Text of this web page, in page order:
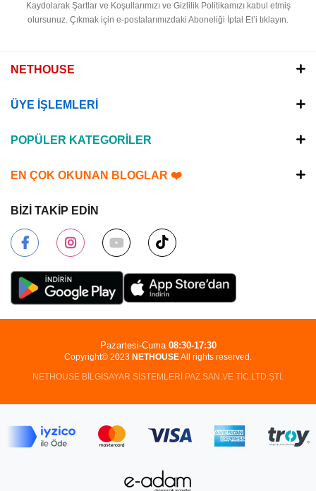
Kaydolarak Şartlar ve Koşullarımızı ve Gizlilik Politikamızı kabul etmiş
olursunuz. Çıkmak için e-postalarımızdaki Aboneliği İptal Et’i tıklayın.
NETHOUSE
ÜYE İŞLEMLERİ
POPÜLER KATEGORİLER
EN ÇOK OKUNAN BLOGLAR ❤️
BİZİ TAKİP EDİN
Copyright© 2023 NETHOUSEAll rights reserved.
NETHOUSE BİLGİSAYAR SİSTEMLERİ PAZ.SAN.VE TİC.LTD.ŞTİ.
Pazartesi-Cuma 08:30-17:30